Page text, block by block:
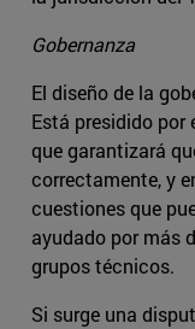
Gobernanza
El diseño de la
Está presidido por
que garantizará
correctamente, y
cuestiones que
ayudado por más
grupos técnicos.
Si surge una